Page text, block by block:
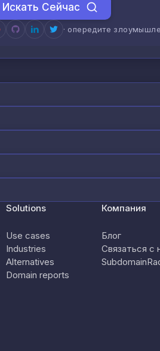
Искать Сейчас
· опередите
Solutions
Use cases
Industries
Alternatives
Domain reports
Компания
Блог
Связаться с